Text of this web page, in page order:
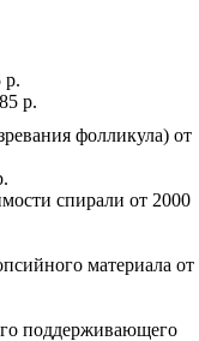
р.
р.
фолликула) от
спирали от 2000
материала от
поддерживающего